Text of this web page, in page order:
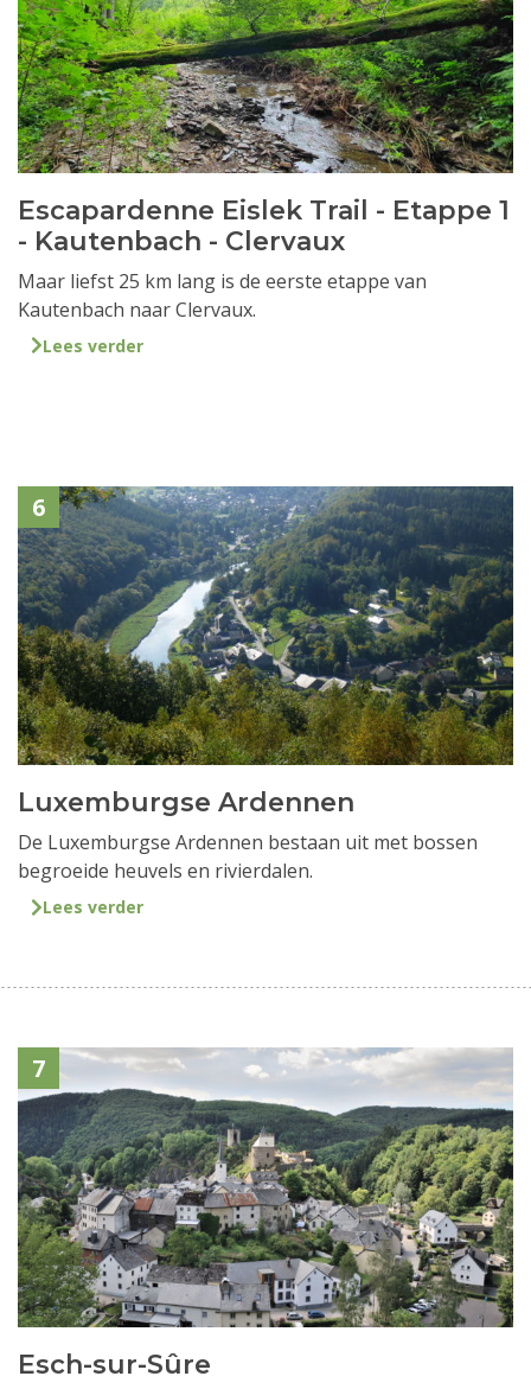
Escapardenne Eislek Trail - Etappe 1
- Kautenbach - Clervaux
Maar liefst 25 km lang is de eerste etappe van
Kautenbach naar Clervaux.
Lees verder
6
Luxemburgse Ardennen
De Luxemburgse Ardennen bestaan uit met bossen
begroeide heuvels en rivierdalen.
Lees verder
7
Esch-sur-Sûre